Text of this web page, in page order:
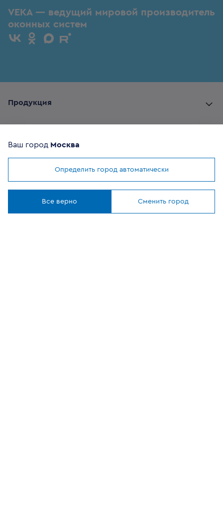
Мы используем cookies
VEKA — ведущий мировой производитель
оконных систем
Продукция
Где купить
Ваш город Москва
Определить город автоматически
Все верно Сменить город